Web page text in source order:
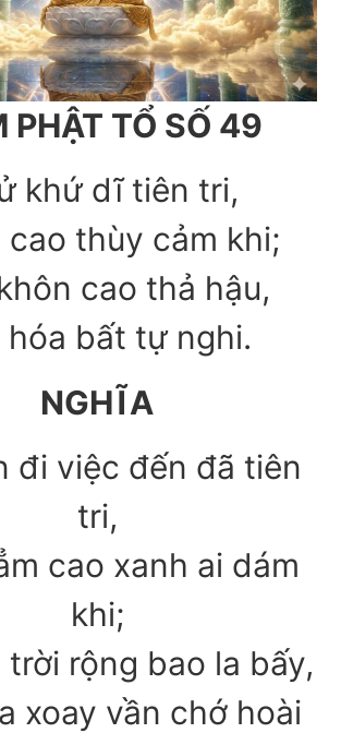
PHẬT TỔ SỐ 49
khứ dĩ tiên tri,
cao thùy cảm khi;
cao thả hậu,
hóa bất tự nghi.
NGHĨA
đi việc đến đã tiên
tri,
cao xanh ai dám
khi;
rộng bao la bấy,
xoay vần chớ hoài